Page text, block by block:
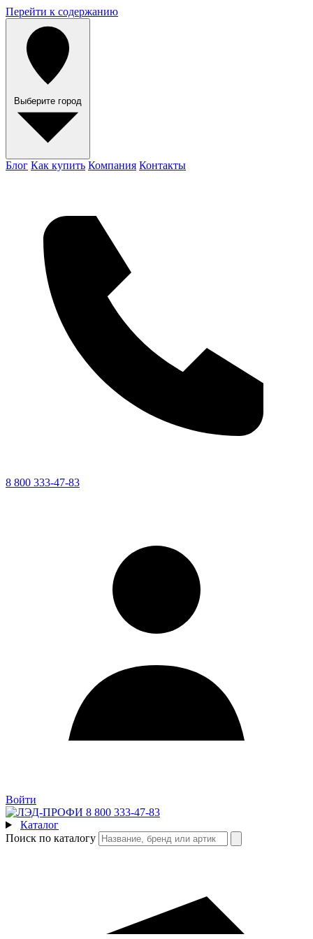
Перейти к содержанию
Выберите город
Блог Как купить Компания Контакты
8 800 333-47-83
Войти
8 800 333-47-83
Каталог
Поиск по каталогу